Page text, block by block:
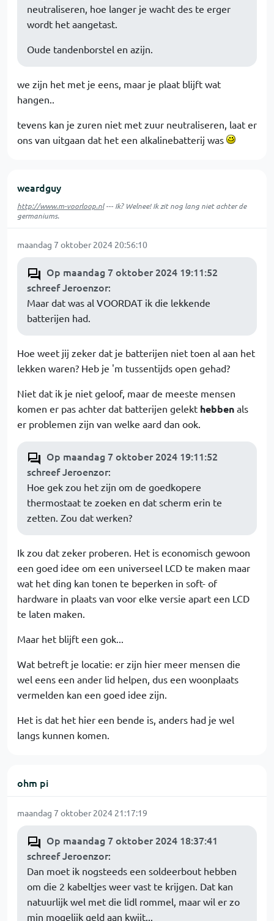
neutraliseren, hoe langer je wacht des te erger
wordt het aangetast.
Oude tandenborstel en azijn.
we zijn het met je eens, maar je plaat blijft wat
hangen..
tevens kan je zuren niet met zuur neutraliseren, laat er
ons van uitgaan dat het een alkalinebatterij was
weardguy
http://www.m-voorloop.nl--- Ik? Welnee! Ik zit nog lang niet achter de
germaniums.
maandag 7 oktober 2024 20:56:10
Op maandag 7 oktober 2024 19:11:52
schreef Jeroenzor:
Maar dat was al VOORDAT ik die lekkende
batterijen had.
Hoe weet jij zeker dat je batterijen niet toen al aan het
lekken waren? Heb je 'm tussentijds open gehad?
Niet dat ik je niet geloof, maar de meeste mensen
komen er pas achter dat batterijen gelekt hebben als
er problemen zijn van welke aard dan ook.
Op maandag 7 oktober 2024 19:11:52
schreef Jeroenzor:
Hoe gek zou het zijn om de goedkopere
thermostaat te zoeken en dat scherm erin te
zetten. Zou dat werken?
Ik zou dat zeker proberen. Het is economisch gewoon
een goed idee om een universeel LCD te maken maar
wat het ding kan tonen te beperken in soft- of
hardware in plaats van voor elke versie apart een LCD
te laten maken.
Maar het blijft een gok...
Wat betreft je locatie: er zijn hier meer mensen die
wel eens een ander lid helpen, dus een woonplaats
vermelden kan een goed idee zijn.
Het is dat het hier een bende is, anders had je wel
langs kunnen komen.
ohm pi
maandag 7 oktober 2024 21:17:19
Op maandag 7 oktober 2024 18:37:41
schreef Jeroenzor:
Dan moet ik nogsteeds een soldeerbout hebben
om die 2 kabeltjes weer vast te krijgen. Dat kan
natuurlijk wel met die lidl rommel, maar wil er zo
min mogelijk geld aan kwijt...